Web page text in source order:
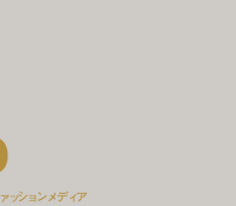
ッションメディア